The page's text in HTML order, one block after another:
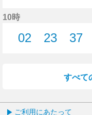
10時
02
23
37
すべて
ご利用にあたって